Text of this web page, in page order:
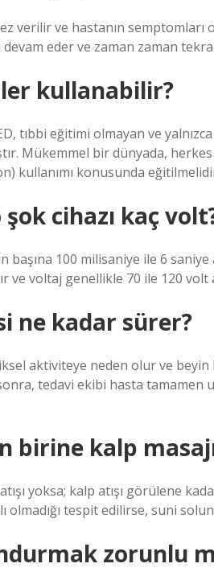
verilir ve hastanın
eder ve zaman zaman
kullanabilir?
tıbbi eğitimi olmayan ve
Mükemmel bir dünyada,
kullanımı konusunda
cihazı kaç
başına 100 milisaniye ile 6
ve voltaj genellikle 70 ile 120 volt
ne kadar sürer?
aktiviteye neden olur ve beyin
tedavi ekibi hasta tamamen
birine kalp masajı
yoksa; kalp atışı görülene
tespit edilirse, suni
zorunlu